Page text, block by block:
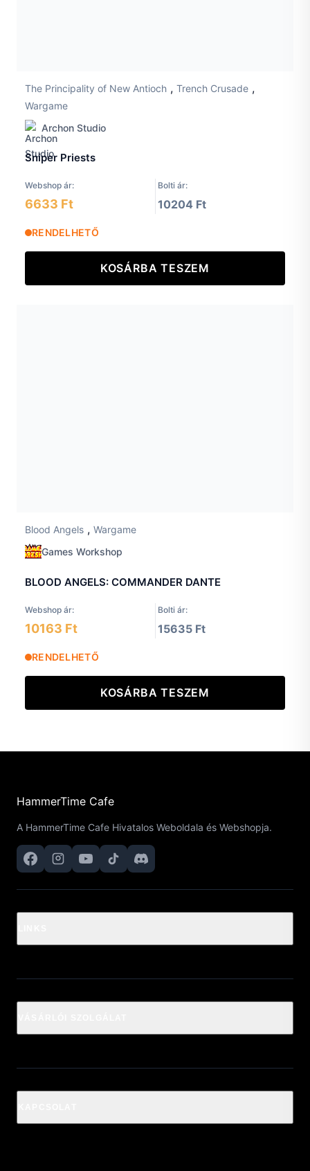
The Principality of New Antioch , Trench Crusade ,
Wargame
Archon Studio
Sniper Priests
Webshop ár: Bolti ár:
6633 Ft 10204 Ft
RENDELHETŐ
KOSÁRBA TESZEM
Blood Angels , Wargame
Games Workshop
BLOOD ANGELS: COMMANDER DANTE
Webshop ár: Bolti ár:
10163 Ft 15635 Ft
RENDELHETŐ
KOSÁRBA TESZEM
HammerTime Cafe
A HammerTime Cafe Hivatalos Weboldala és Webshopja.